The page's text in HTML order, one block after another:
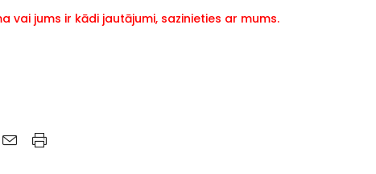
vai jums ir kādi jautājumi, sazinieties ar mums.